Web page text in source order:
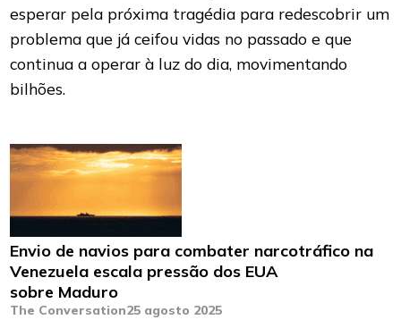
esperar pela próxima tragédia para redescobrir um
problema que já ceifou vidas no passado e que
continua a operar à luz do dia, movimentando
bilhões.
Envio de navios para combater narcotráfico na
Venezuela escala pressão dos EUA
sobre Maduro
The Conversation25 agosto 2025